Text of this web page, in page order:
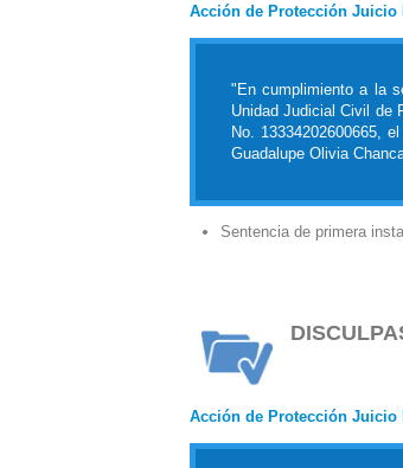
Acción de Protección Juicio
"En cumplimiento a la
Unidad Judicial Civil de
No. 13334202600665,
Guadalupe Olivia
Sentencia de primera
Acción de Protección Juicio